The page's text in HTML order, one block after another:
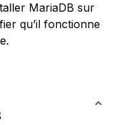
MariaDB sur
qu’il fonctionne